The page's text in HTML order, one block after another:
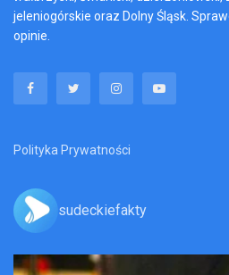
jeleniogórskie oraz Dolny Śląsk.
opinie.
Polityka Prywatności
sudeckiefakty